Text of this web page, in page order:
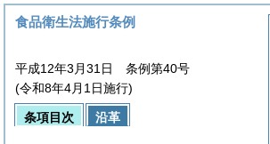
食品衛生法施行条例
平成12年3月31日 条例第40号
(令和8年4月1日施行)
条項目次 沿革